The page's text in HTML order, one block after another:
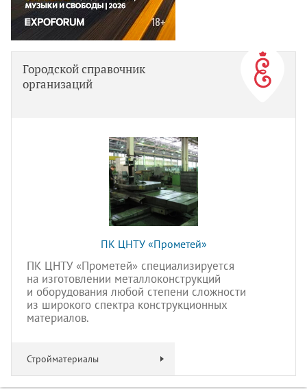
Городской справочник
организаций
ПК ЦНТУ «Прометей»
ПК ЦНТУ «Прометей» специализируется
на изготовлении металлоконструкций
и оборудования любой степени сложности
из широкого спектра конструкционных
материалов.
Стройматериалы